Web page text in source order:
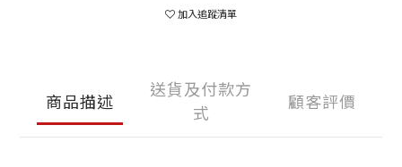
加入追蹤清單
商品描述
送貨及付款方
式
顧客評價